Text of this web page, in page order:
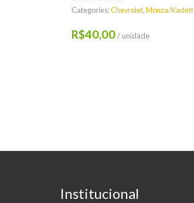
Categories:Chevrolet, Monza/Kadett
R$40,00/ unidade
Institucional